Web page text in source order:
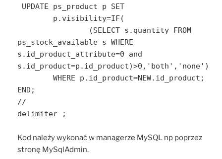
ps_stock_available s WHERE
s.id_product_attribute=0 and
s.id_product=p.id_product)>0,'both','none')
END;
//
delimiter ;
Kod należy wykonać w managerze MySQL np poprzez
stronę MySqlAdmin.